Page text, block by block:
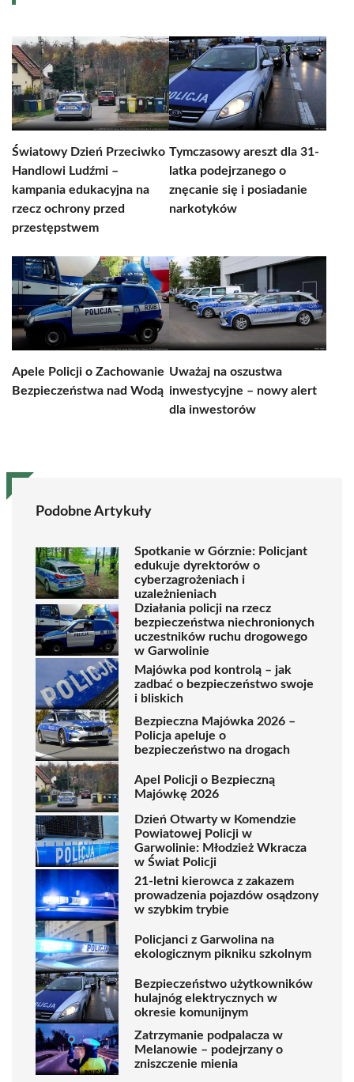
Światowy Dzień Przeciwko
Handlowi Ludźmi –
kampania edukacyjna na
rzecz ochrony przed
przestępstwem
Tymczasowy areszt dla 31-
latka podejrzanego o
znęcanie się i posiadanie
narkotyków
Apele Policji o Zachowanie
Bezpieczeństwa nad Wodą
Uważaj na oszustwa
inwestycyjne – nowy alert
dla inwestorów
Podobne Artykuły
Spotkanie w Górznie: Policjant
edukuje dyrektorów o
cyberzagrożeniach i
uzależnieniach
Działania policji na rzecz
bezpieczeństwa niechronionych
uczestników ruchu drogowego
w Garwolinie
Majówka pod kontrolą – jak
zadbać o bezpieczeństwo swoje
i bliskich
Bezpieczna Majówka 2026 –
Policja apeluje o
bezpieczeństwo na drogach
Apel Policji o Bezpieczną
Majówkę 2026
Dzień Otwarty w Komendzie
Powiatowej Policji w
Garwolinie: Młodzież Wkracza
w Świat Policji
21-letni kierowca z zakazem
prowadzenia pojazdów osądzony
w szybkim trybie
Policjanci z Garwolina na
ekologicznym pikniku szkolnym
Bezpieczeństwo użytkowników
hulajnóg elektrycznych w
okresie komunijnym
Zatrzymanie podpalacza w
Melanowie – podejrzany o
zniszczenie mienia